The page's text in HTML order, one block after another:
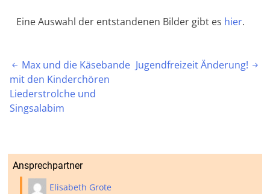
Eine Auswahl der entstandenen Bilder gibt es hier.
Beitragsnavigation
 Max und die Käsebande
mit den Kinderchören
Liederstrolche und
Singsalabim
Jugendfreizeit Änderung! 
Ansprechpartner
Elisabeth Grote